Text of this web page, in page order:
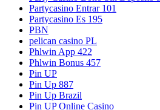
Partycasino Entrar 101
Partycasino Es 195
PBN
pelican casino PL
Phlwin App 422
Phlwin Bonus 457
Pin UP
Pin Up 887
Pin Up Brazil
Pin UP Online Casino